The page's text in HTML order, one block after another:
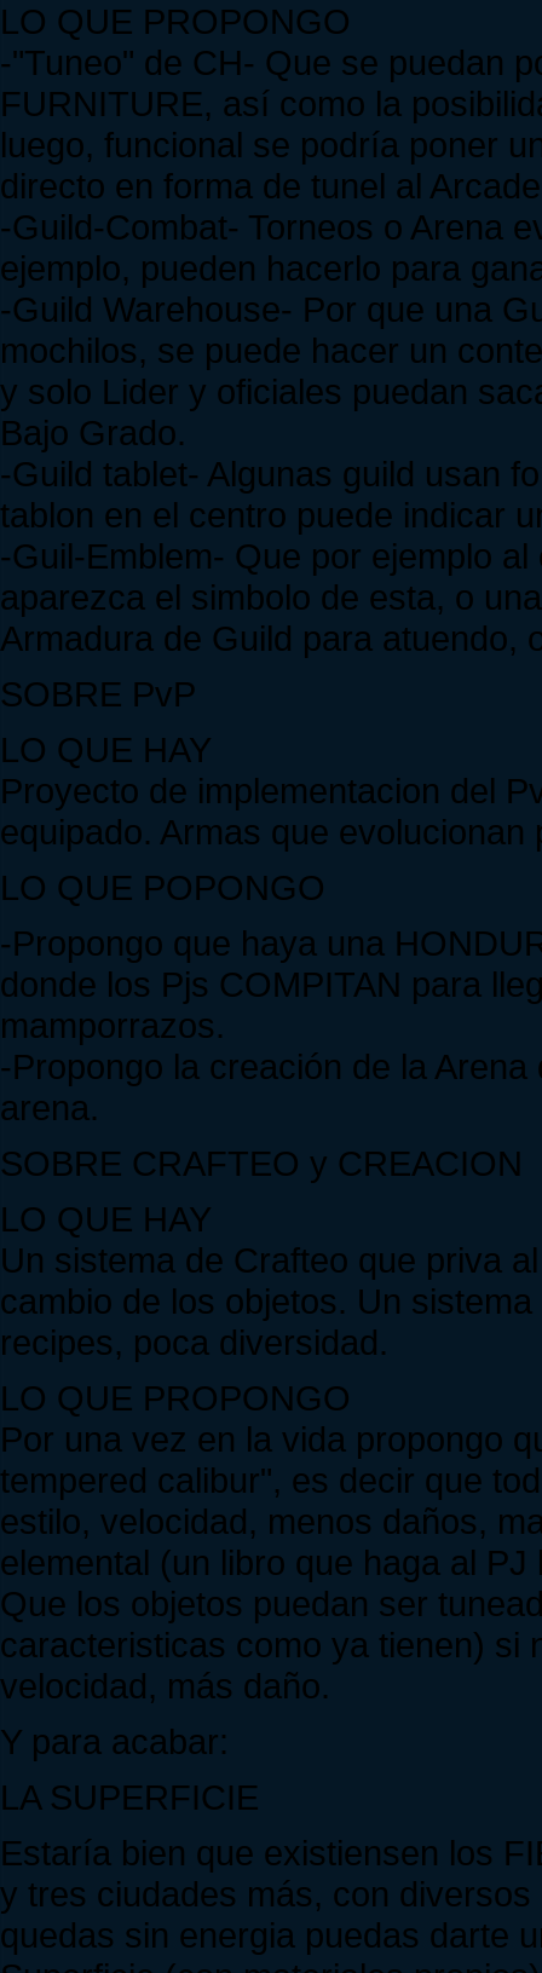
LO QUE PROPONGO
-"Tuneo" de CH- Que se puedan
FURNITURE, así como la
luego, funcional se podría poner
directo en forma de tunel al
-Guild-Combat- Torneos o Arena
ejemplo, pueden hacerlo para
-Guild Warehouse- Por que una
mochilos, se puede hacer un
y solo Lider y oficiales puedan
Bajo Grado.
-Guild tablet- Algunas guild usan
tablon en el centro puede indicar
-Guil-Emblem- Que por ejemplo
aparezca el simbolo de esta, o
Armadura de Guild para atuendo,
SOBRE PvP
LO QUE HAY
Proyecto de implementacion del
equipado. Armas que evolucionan
LO QUE POPONGO
-Propongo que haya una
donde los Pjs COMPITAN para
mamporrazos.
-Propongo la creación de la
arena.
SOBRE CRAFTEO y CREACION
LO QUE HAY
Un sistema de Crafteo que priva
cambio de los objetos. Un
recipes, poca diversidad.
LO QUE PROPONGO
Por una vez en la vida propongo
tempered calibur", es decir que
estilo, velocidad, menos daños,
elemental (un libro que haga al
Que los objetos puedan ser
caracteristicas como ya tienen) si
velocidad, más daño.
Y para acabar:
LA SUPERFICIE
Estaría bien que existiensen los
y tres ciudades más, con
quedas sin energia puedas darte